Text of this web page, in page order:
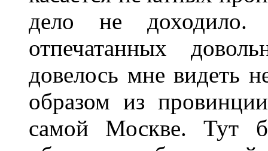
дело не
отпечатанных
довелось мне видеть
образом из
самой Москве. Тут